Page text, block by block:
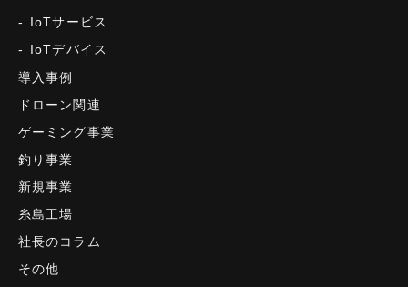
IoTサービス
IoTデバイス
導入事例
ドローン関連
ゲーミング事業
釣り事業
新規事業
糸島工場
社長のコラム
その他